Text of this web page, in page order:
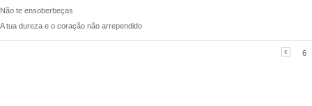
Não te ensoberbeças
A tua dureza e o coração não arrependido
6